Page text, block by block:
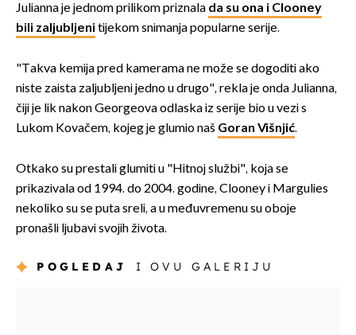
Julianna je jednom prilikom priznala da su ona i Clooney
bili zaljubljeni tijekom snimanja popularne serije.
"Takva kemija pred kamerama ne može se dogoditi ako
niste zaista zaljubljeni jedno u drugo", rekla je onda Julianna,
čiji je lik nakon Georgeova odlaska iz serije bio u vezi s
Lukom Kovačem, kojeg je glumio naš Goran Višnjić.
Otkako su prestali glumiti u "Hitnoj službi", koja se
prikazivala od 1994. do 2004. godine, Clooney i Margulies
nekoliko su se puta sreli, a u međuvremenu su oboje
pronašli ljubavi svojih života.
POGLEDAJ I OVU GALERIJU